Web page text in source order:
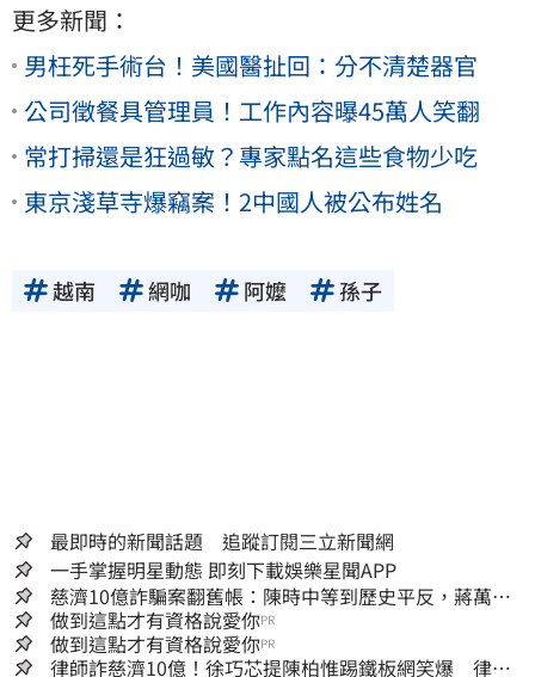
更多新聞：
男枉死手術台！美國醫扯回：分不清楚器官
公司徵餐具管理員！工作內容曝45萬人笑翻
常打掃還是狂過敏？專家點名這些食物少吃
東京淺草寺爆竊案！2中國人被公布姓名
越南 網咖 阿嬤 孫子
最即時的新聞話題 追蹤訂閱三立新聞網
一手掌握明星動態 即刻下載娛樂星聞APP
慈濟10億詐騙案翻舊帳：陳時中等到歷史平反，蔣萬安
償還2022政治利息
做到這點才有資格說愛你PR
做到這點才有資格說愛你PR
律師詐慈濟10億！徐巧芯提陳柏惟踢鐵板網笑爆 律師